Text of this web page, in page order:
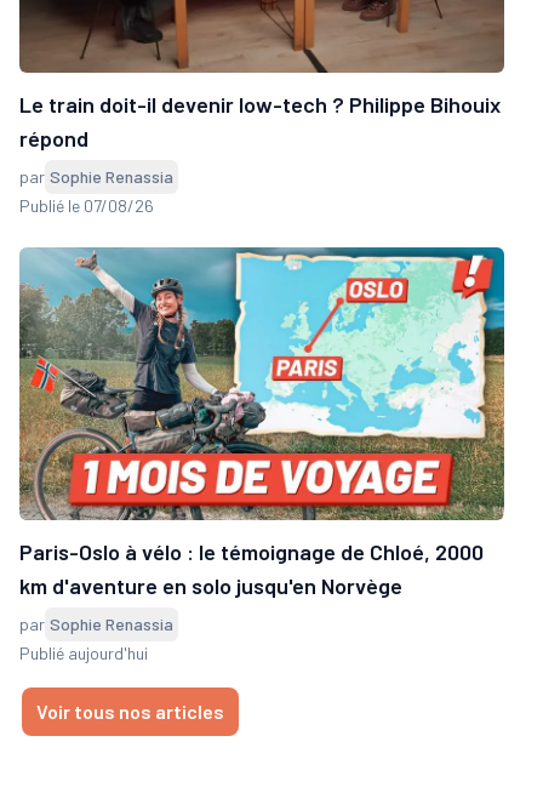
Le train doit-il devenir low-tech ? Philippe Bihouix
répond
par Sophie Renassia
Publié le 07/08/26
Paris-Oslo à vélo : le témoignage de Chloé, 2000
km d'aventure en solo jusqu'en Norvège
par Sophie Renassia
Publié aujourd'hui
Voir tous nos articles